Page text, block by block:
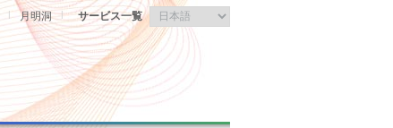
サービス一覧
| 月明洞 |